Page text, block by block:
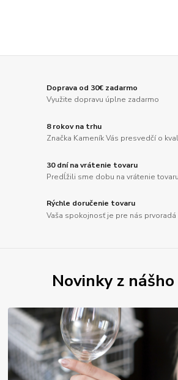
Doprava od 30€ zadarmo
Využite dopravu úplne zadarmo
8 rokov na trhu
Značka Kameník Vás presvedčí o
30 dní na vrátenie tovaru
Predĺžili sme dobu na vrátenie tovaru
Rýchle doručenie tovaru
Vaša spokojnosť je pre nás prvoradá
Novinky z